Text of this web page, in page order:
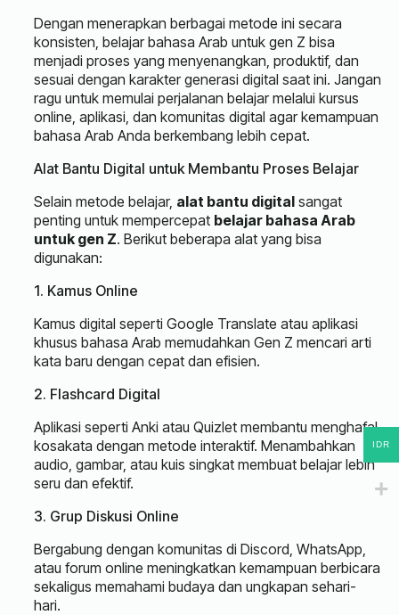
Dengan menerapkan berbagai metode ini secara
konsisten, belajar bahasa Arab untuk gen Z bisa
menjadi proses yang menyenangkan, produktif, dan
sesuai dengan karakter generasi digital saat ini. Jangan
ragu untuk memulai perjalanan belajar melalui kursus
online, aplikasi, dan komunitas digital agar kemampuan
bahasa Arab Anda berkembang lebih cepat.
Alat Bantu Digital untuk Membantu Proses Belajar
Selain metode belajar, alat bantu digital sangat
penting untuk mempercepat belajar bahasa Arab
untuk gen Z. Berikut beberapa alat yang bisa
digunakan:
1. Kamus Online
Kamus digital seperti Google Translate atau aplikasi
khusus bahasa Arab memudahkan Gen Z mencari arti
kata baru dengan cepat dan efisien.
2. Flashcard Digital
Aplikasi seperti Anki atau Quizlet membantu menghafal
kosakata dengan metode interaktif. Menambahkan
audio, gambar, atau kuis singkat membuat belajar lebih
seru dan efektif.
3. Grup Diskusi Online
Bergabung dengan komunitas di Discord, WhatsApp,
atau forum online meningkatkan kemampuan berbicara
sekaligus memahami budaya dan ungkapan sehari-
hari.
IDR